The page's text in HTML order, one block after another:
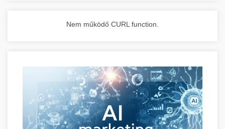
Nem működő CURL function.